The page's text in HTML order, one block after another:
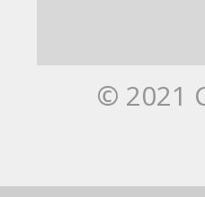
© 2021